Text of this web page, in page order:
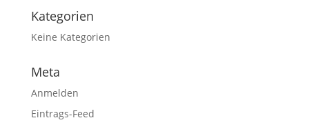
Kategorien
Keine Kategorien
Meta
Anmelden
Eintrags-Feed